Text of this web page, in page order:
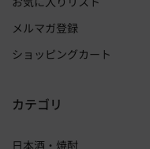
メルマガ登録
ショッピングカート
カテゴリ
日本酒・焼酎